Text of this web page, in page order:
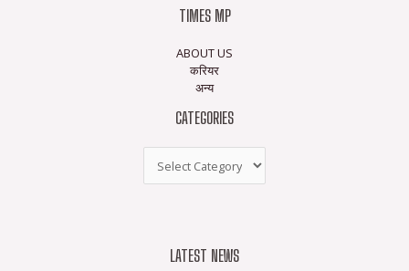
TIMES MP
ABOUT US
करियर
अन्य
CATEGORIES
LATEST NEWS